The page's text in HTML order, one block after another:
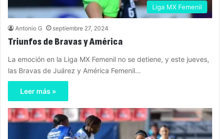
Liga MX Femenil
Antonio G septiembre 27, 2024
Triunfos de Bravas y América
La emoción en la Liga MX Femenil no se detiene, y este jueves,
las Bravas de Juárez y América Femenil…
Leer más »